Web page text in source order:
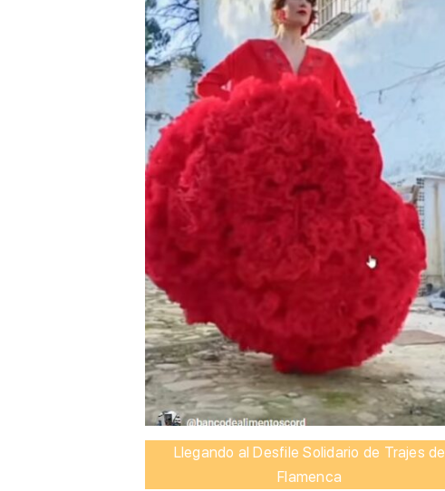
Llegando al Desfile Solidario de Trajes de
Flamenca